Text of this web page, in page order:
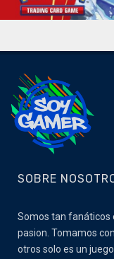
SOBRE
Somos tan fanáticos
pasion. Tomamos
otros solo es un